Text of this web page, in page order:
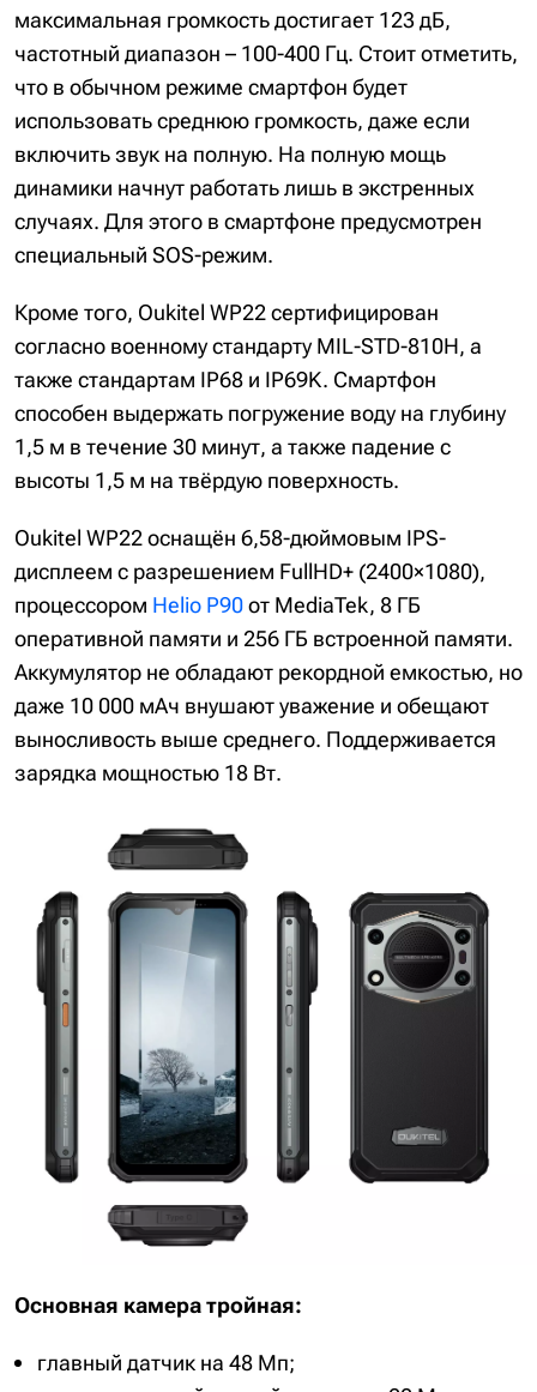
максимальная громкость достигает 123 дБ,
частотный диапазон – 100-400 Гц. Стоит отметить,
что в обычном режиме смартфон будет
использовать среднюю громкость, даже если
включить звук на полную. На полную мощь
динамики начнут работать лишь в экстренных
случаях. Для этого в смартфоне предусмотрен
специальный SOS-режим.
Кроме того, Oukitel WP22 сертифицирован
согласно военному стандарту MIL-STD-810H, а
также стандартам IP68 и IP69K. Смартфон
способен выдержать погружение воду на глубину
1,5 м в течение 30 минут, а также падение с
высоты 1,5 м на твёрдую поверхность.
Oukitel WP22 оснащён 6,58-дюймовым IPS-
дисплеем с разрешением FullHD+ (2400×1080),
процессором Helio P90от MediaTek, 8 ГБ
оперативной памяти и 256 ГБ встроенной памяти.
Аккумулятор не обладают рекордной емкостью, но
даже 10 000 мАч внушают уважение и обещают
выносливость выше среднего. Поддерживается
зарядка мощностью 18 Вт.
Основная камера тройная:
главный датчик на 48 Мп;